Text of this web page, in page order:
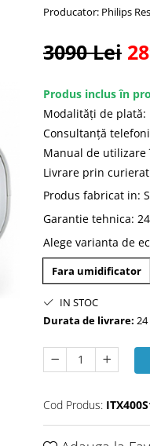
Producator: Philips
3090 Lei
Produs inclus în
Modalităţi de plată:
Consultanţă
Manual de
Livrare prin
Produs fabricat in:
Garantie tehnica:
Alege varianta de
Fara umidificator
IN STOC
Durata de livrare:
Cod Produs: